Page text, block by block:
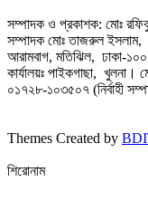
সম্পাদক ও প্রকাশক: মোঃ
সম্পাদক মোঃ তাজরুল‌‌ ইসলাম,
আরামবাগ, মতিঝিল, ঢাকা-
কার্যালয়ঃ পাইকগাছা,
০১৭২৮-১০৩৫০৭ (নির্বাহী
Themes Created by
শিরোনাম